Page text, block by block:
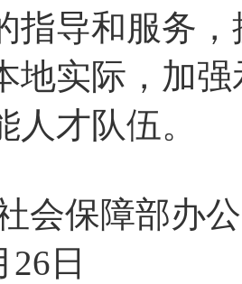
指导和服务
地实际，加
人才队伍。
会保障部办
26日